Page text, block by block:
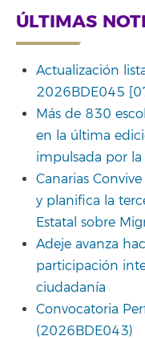
ÚLTIMAS
Actualización
2026BDE045
Más de 830
en la última
impulsada por la
Canarias
y planifica la
Estatal sobre
Adeje avanza
participación
ciudadanía
Convocatoria
(2026BDE043)